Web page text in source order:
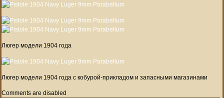
Люгер модели 1904 года
Люгер модели 1904 года с кобурой-прикладом и запасными магазинами
Comments are disabled